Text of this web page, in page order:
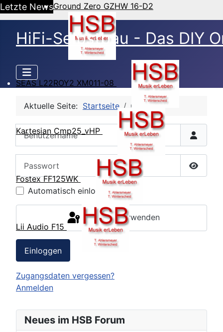
Letzte NewsGround Zero GZHW 16-D2
SEAS L22ROY2 XM011-08
Kartesian Cmp25_vHP
Fostex FF125WK
Lii Audio F15
HiFi-Selbstbau - Das DIY
Neues im HSB Forum
Aktuelle Seite: Startseite CB Login
Benutzername
Automatisch einloggen
Passkey verwenden
Einloggen
Zugangsdaten vergessen?
Anmelden